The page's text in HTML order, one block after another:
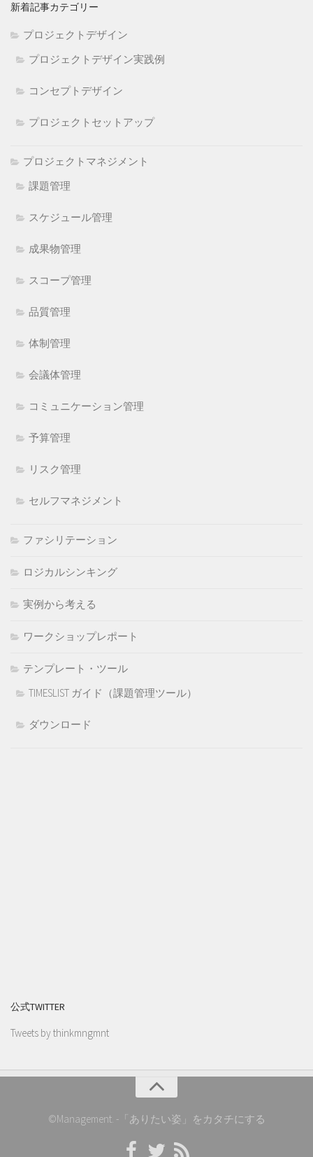
新着記事カテゴリー
プロジェクトデザイン
プロジェクトデザイン実践例
コンセプトデザイン
プロジェクトセットアップ
プロジェクトマネジメント
課題管理
スケジュール管理
成果物管理
スコープ管理
品質管理
体制管理
会議体管理
コミュニケーション管理
予算管理
リスク管理
セルフマネジメント
ファシリテーション
ロジカルシンキング
実例から考える
ワークショップレポート
テンプレート・ツール
TIMESLIST ガイド（課題管理ツール）
ダウンロード
公式TWITTER
Tweets by thinkmngmnt
©Management. -「ありたい姿」をカタチにする